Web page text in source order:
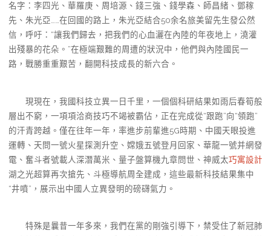
名字：李四光、華羅庚、周培源、錢三強、錢學森、師昌緒、鄧稼
先、朱光亞……在回國的路上，朱光亞結合50余名旅美留先生發公然
信，呼吁：“讓我們歸去，把我們的心血灑在內陸的年夜地上，澆灌
出殘暴的花朵。”在極端艱難的周遭的狀況中，他們與內陸國民一
路，戰勝重重艱苦，翻開科技成長的新六合。
現現在，我國科技立異一日千里，一個個科研結果如雨后春筍般
層出不窮，一項項洽商技巧不竭被霸佔，正在完成從“跟跑”向“領跑”
的汗青跨越。僅在往年一年，率進步前輩進5G時期、中國天眼投進
運轉、天問一號火星探測升空、嫦娥五號登月回家、華龍一號并網發
電、奮斗者號載人深潛萬米、量子盤算機九章問世、神威太巧寓設計
湖之光超算再次搶先、斗極導航周全建成，這些最新科技結果集中
“井噴”，展示出中國人立異發明的磅礴氣力。
特殊是曩昔一年多來，我們在黨的剛強引導下，禁受住了新冠肺